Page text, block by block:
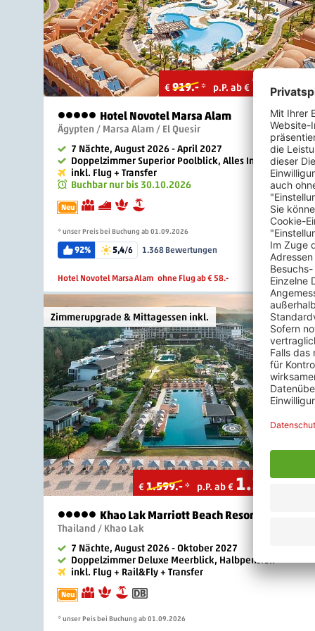
€ 919.-* p.P. ab € 708.-
5 Sterne
Hotel Novotel Marsa Alam
Ägypten / Marsa Alam / El Quesir
7 Nächte, August 2026 - April 2027
Doppelzimmer Superior Poolblick, Alles Inklusive
inkl. Flug + Transfer
Buchbar nur bis 30.10.2026
Neu
* unser Preis bei Buchung ab 01.09.2026
92% 5,4/6 1.368 Bewertungen
Hotel Novotel Marsa Alam ohne Flug ab € 58.-
Zimmerupgrade & Mittagessen inkl.
€ 1.599.-* p.P. ab € 1.355.-
5 Sterne
Khao Lak Marriott Beach Resort & Spa
Thailand / Khao Lak
7 Nächte, August 2026 - Oktober 2027
Doppelzimmer Deluxe Meerblick, Halbpension
inkl. Flug + Rail&Fly + Transfer
Neu
* unser Peis bei Buchung ab 01.09.2026